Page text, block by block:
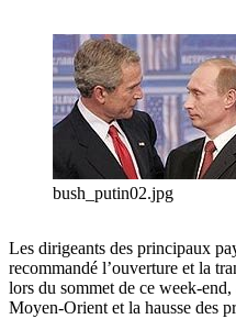
bush_putin02.jpg
Les dirigeants des principaux
recommandé l’ouverture et la
lors du sommet de ce week-
Moyen-Orient et la hausse des